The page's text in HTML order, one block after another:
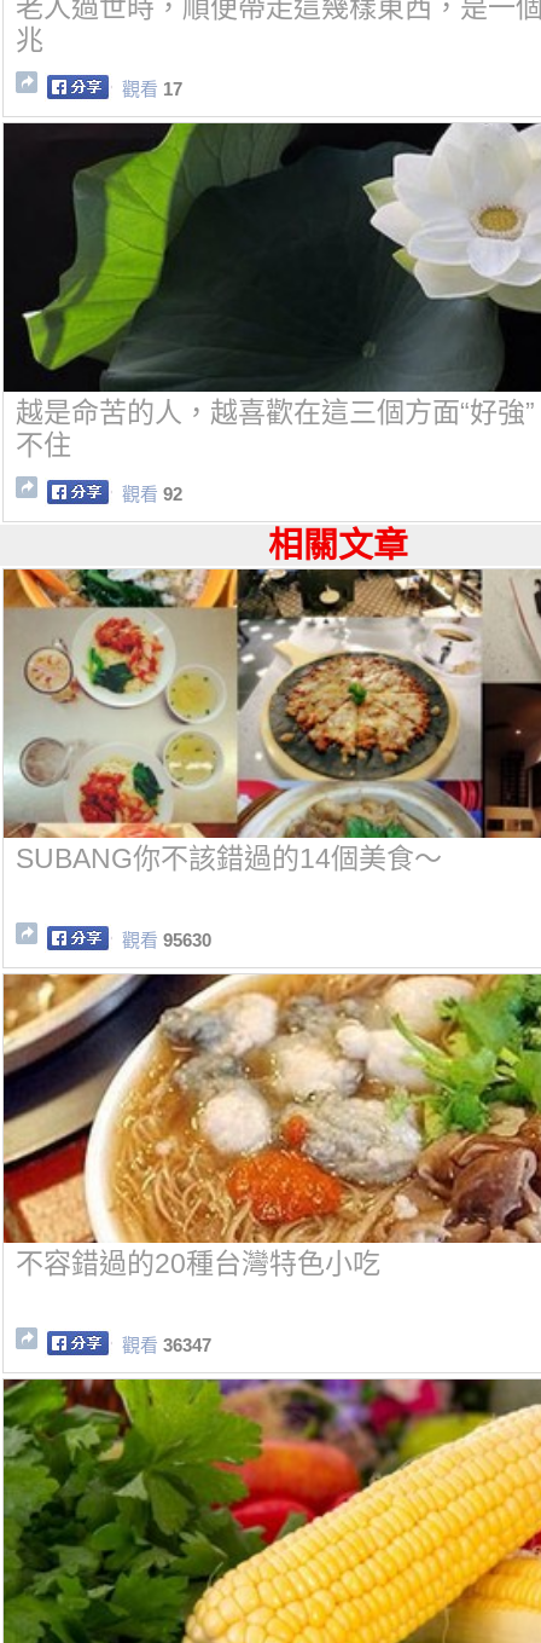
老人過世時，順便帶走這幾樣東西，是一
兆
觀看 17
越是命苦的人，越喜歡在這三個方面“好強
不住
觀看 92
相關文章
SUBANG你不該錯過的14個美食～
觀看 95630
不容錯過的20種台灣特色小吃
觀看 36347